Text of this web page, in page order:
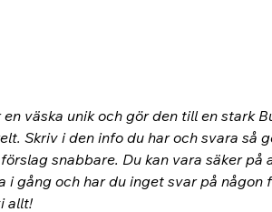
väska unik och gör den till en stark
Skriv i den info du har och svara så
snabbare. Du kan vara säker på
gång och har du inget svar på
allt!